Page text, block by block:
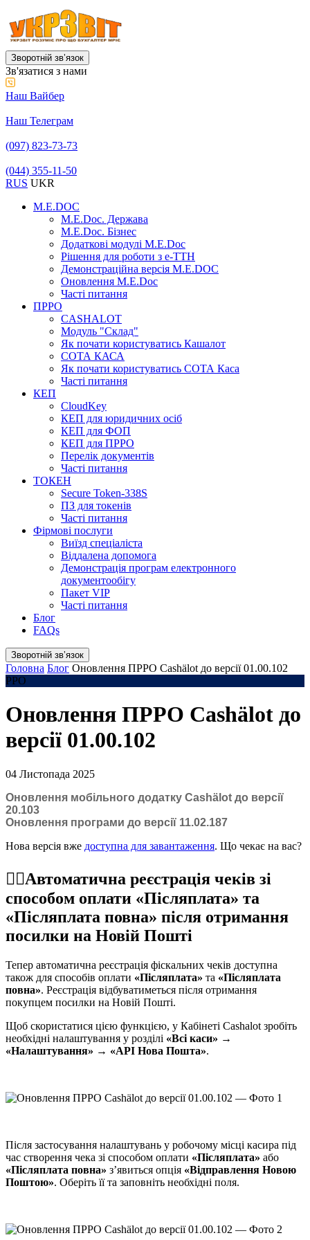
Зворотній звʼязок
Зв'язатися з нами
Наш Вайбер
Наш Телеграм
(097) 823-73-73
(044) 355-11-50
RUS UKR
M.E.DOC
M.E.Doc. Держава
M.E.Doc. Бізнес
Додаткові модулі M.E.Doc
Рішення для роботи з е-ТТН
Демонстраційна версія M.E.DOC
Оновлення M.E.Doc
Часті питання
ПРРО
CASHALOT
Модуль "Склад"
Як почати користуватись Кашалот
СОТА КАСА
Як почати користуватись СОТА Каса
Часті питання
КЕП
CloudKey
КЕП для юридичних осіб
КЕП для ФОП
КЕП для ПРРО
Перелік документів
Часті питання
ТОКЕН
Secure Token-338S
ПЗ для токенів
Часті питання
Фірмові послуги
Виїзд спеціаліста
Віддалена допомога
Демонстрація програм електронного
документообігу
Пакет VIP
Часті питання
Блог
FAQs
Зворотній звʼязок
Головна Блог Оновлення ПРРО Cashӓlot до версії 01.00.102
РРО
Оновлення ПРРО Cashӓlot до
версії 01.00.102
04 Листопада 2025
Оновлення мобільного додатку Cashӓlot до версії
20.103
Оновлення програми до версії 11.02.187
Нова версія вже доступна для завантаження. Що чекає на вас?
☝🏻Автоматична реєстрація чеків зі
способом оплати «Післяплата» та
«Післяплата повна» після отримання
посилки на Новій Пошті
Тепер автоматична реєстрація фіскальних чеків доступна
також для способів оплати «Післяплата» та «Післяплата
повна». Реєстрація відбуватиметься після отримання
покупцем посилки на Новій Пошті.
Щоб скористатися цією функцією, у Кабінеті Cashalot зробіть
необхідні налаштування у розділі «Всі каси» →
«Налаштування» → «API Нова Пошта».
Після застосування налаштувань у робочому місці касира під
час створення чека зі способом оплати «Післяплата» або
«Післяплата повна» з’явиться опція «Відправлення Новою
Поштою». Оберіть її та заповніть необхідні поля.